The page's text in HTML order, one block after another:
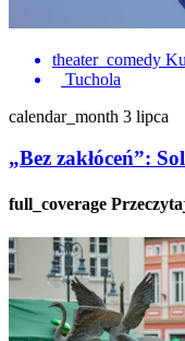
theater_comedy
Tuchola
calendar_month 3 lipca
„Bez zakłóceń”:
full_coverage